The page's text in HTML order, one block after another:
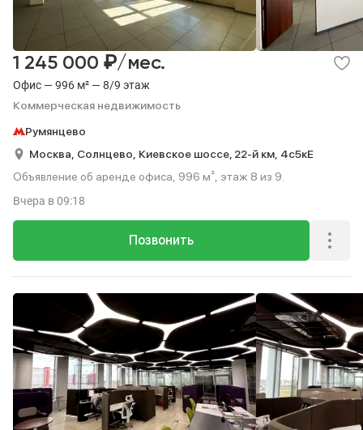
Офис — 996 м² — 8/9 этаж
Коммерческая недвижимость
1 245 000 ₽/мес.
Румянцево
Москва, Солнцево, Киевское шоссе, 22-й км, 4с5кЕ
Объявление об аренде офиса, 996 м², этаж 8 из 9.
Позвонить
Вчера в 09:18